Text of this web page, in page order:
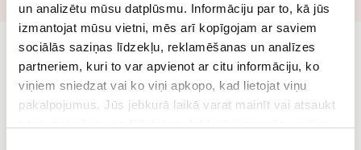
un analizētu mūsu datplūsmu. Informāciju par to, kā jūs
izmantojat mūsu vietni, mēs arī kopīgojam ar saviem
sociālās saziņas līdzekļu, reklamēšanas un analīzes
partneriem, kuri to var apvienot ar citu informāciju, ko
viņiem sniedzat vai ko viņi apkopo, kad lietojat viņu
pakalpojumus. Jūs jebkurā laikā varat mainīt vai atsaukt
Paskatieties, kā mūsu dzīvi veido vide,